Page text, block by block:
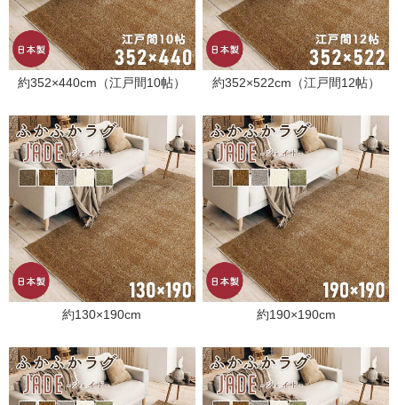
約352×440cm（江戸間10帖） 約352×522cm（江戸間12帖）
約130×190cm 約190×190cm